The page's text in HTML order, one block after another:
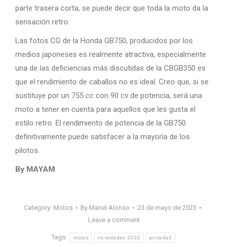
parte trasera corta, se puede decir que toda la moto da la
sensación retro.
Las fotos CG de la Honda GB750, producidos por los
medios japoneses es realmente atractiva, especialmente
una de las deficiencias más discutidas de la CBGB350 es
que el rendimiento de caballos no es ideal. Creo que, si se
sustituye por un 755 cc con 90 cv de potencia, será una
moto a tener en cuenta para aquellos que les gusta el
estilo retro. El rendimiento de potencia de la GB750
definitivamente puede satisfacer a la mayoría de los
pilotos.
By MAYAM
Category: Motos By Manel Alonso
23 de mayo de 2023
Leave a comment
Tags: motos novedades 2023 portada3